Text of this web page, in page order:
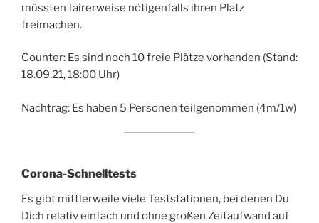
müssten fairerweise nötigenfalls ihren Platz
freimachen.
Counter: Es sind noch 10 freie Plätze vorhanden (Stand:
18.09.21, 18:00 Uhr)
Nachtrag: Es haben 5 Personen teilgenommen (4m/1w)
Corona-Schnelltests
Es gibt mittlerweile viele Teststationen, bei denen Du
Dich relativ einfach und ohne großen Zeitaufwand auf